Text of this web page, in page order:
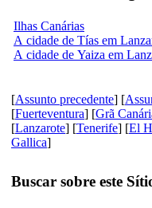
Ilhas Canárias
A cidade de Tías em
A cidade de Yaiza em
[Assunto precedente] [
[Fuerteventura] [Grã
[Lanzarote] [Tenerife] [El
Gallica]
Buscar sobre este